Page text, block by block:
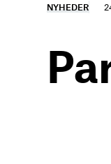
NYHEDER